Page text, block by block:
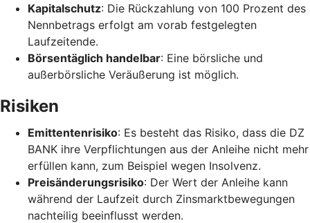
Kapitalschutz: Die Rückzahlung von 100 Prozent des
Nennbetrags erfolgt am vorab festgelegten
Laufzeitende.
Börsentäglich handelbar: Eine börsliche und
außerbörsliche Veräußerung ist möglich.
Risiken
Emittentenrisiko: Es besteht das Risiko, dass die DZ
BANK ihre Verpflichtungen aus der Anleihe nicht mehr
erfüllen kann, zum Beispiel wegen Insolvenz.
Preisänderungsrisiko: Der Wert der Anleihe kann
während der Laufzeit durch Zinsmarktbewegungen
nachteilig beeinflusst werden.